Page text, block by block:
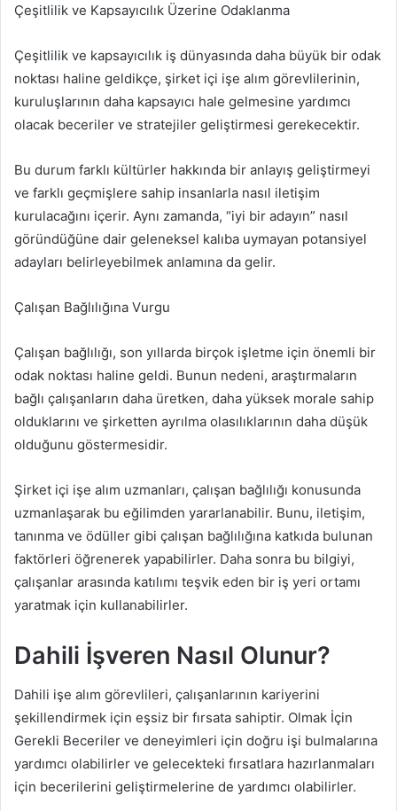
Çeşitlilik ve Kapsayıcılık Üzerine Odaklanma
Çeşitlilik ve kapsayıcılık iş dünyasında daha büyük bir odak
noktası haline geldikçe, şirket içi işe alım görevlilerinin,
kuruluşlarının daha kapsayıcı hale gelmesine yardımcı
olacak beceriler ve stratejiler geliştirmesi gerekecektir.
Bu durum farklı kültürler hakkında bir anlayış geliştirmeyi
ve farklı geçmişlere sahip insanlarla nasıl iletişim
kurulacağını içerir. Aynı zamanda, “iyi bir adayın” nasıl
göründüğüne dair geleneksel kalıba uymayan potansiyel
adayları belirleyebilmek anlamına da gelir.
Çalışan Bağlılığına Vurgu
Çalışan bağlılığı, son yıllarda birçok işletme için önemli bir
odak noktası haline geldi. Bunun nedeni, araştırmaların
bağlı çalışanların daha üretken, daha yüksek morale sahip
olduklarını ve şirketten ayrılma olasılıklarının daha düşük
olduğunu göstermesidir.
Şirket içi işe alım uzmanları, çalışan bağlılığı konusunda
uzmanlaşarak bu eğilimden yararlanabilir. Bunu, iletişim,
tanınma ve ödüller gibi çalışan bağlılığına katkıda bulunan
faktörleri öğrenerek yapabilirler. Daha sonra bu bilgiyi,
çalışanlar arasında katılımı teşvik eden bir iş yeri ortamı
yaratmak için kullanabilirler.
Dahili İşveren Nasıl Olunur?
Dahili işe alım görevlileri, çalışanlarının kariyerini
şekillendirmek için eşsiz bir fırsata sahiptir. Olmak İçin
Gerekli Beceriler ve deneyimleri için doğru işi bulmalarına
yardımcı olabilirler ve gelecekteki fırsatlara hazırlanmaları
için becerilerini geliştirmelerine de yardımcı olabilirler.